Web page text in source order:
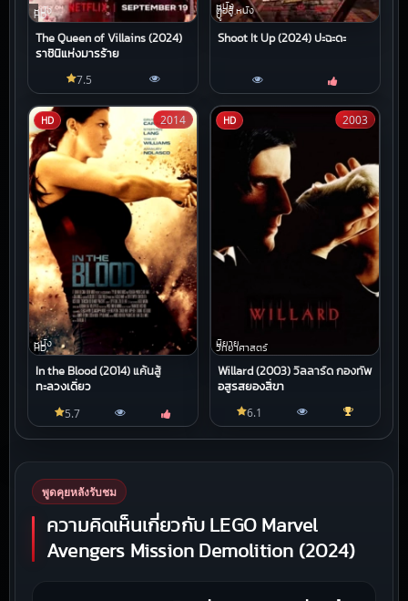
หนัง
HD
The Queen of Villains (2024)
ราชินีแห่งมารร้าย
7.5
หนัง
ต่อสู้,หนัง
บู๊
Shoot It Up (2024) ปะฉะดะ
HD
หนัง
HD
In the Blood (2014) แค้นสู้
ทะลวงเดี่ยว
2014
5.7
HD
นิยาย
วิทยาศาสตร์
Willard (2003) วิลลาร์ด กองทัพ
อสูรสยองสี่ขา
2003
6.1
พูดคุยหลังรับชม
ความคิดเห็นเกี่ยวกับ LEGO Marvel
Avengers Mission Demolition (2024)